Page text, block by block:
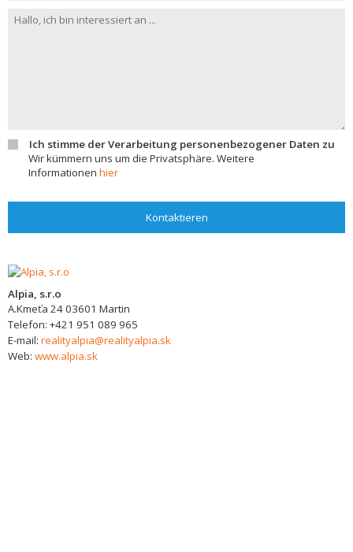
Ich stimme der Verarbeitung personenbezogener Daten zu
Wir kümmern uns um die Privatsphäre. Weitere
Informationen hier
Kontaktieren
Alpia, s.r.o
A.Kmeťa 2403601 Martin
Telefon: +421 951 089 965
E-mail: realityalpia@realityalpia.sk
Web: www.alpia.sk